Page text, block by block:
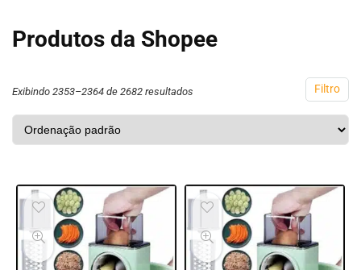
Produtos da Shopee
Filtro
Exibindo 2353–2364 de 2682 resultados